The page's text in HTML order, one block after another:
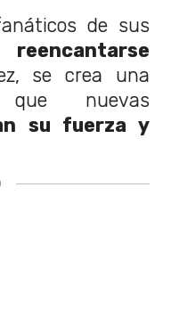
de sus
se crea una
que nuevas
su fuerza y